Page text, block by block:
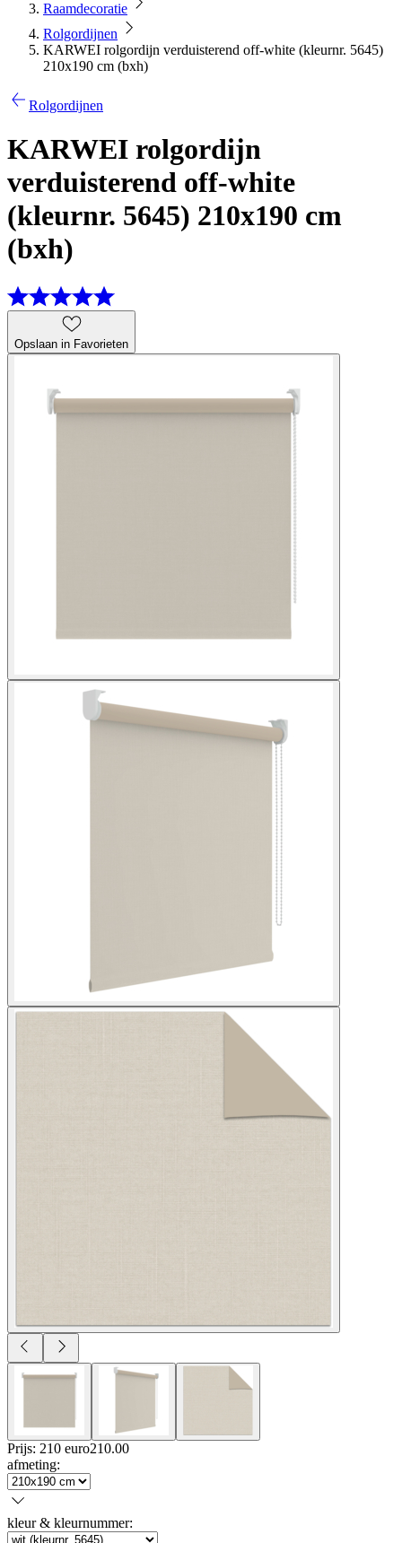
Raamdecoratie
Rolgordijnen
KARWEI rolgordijn verduisterend off-white (kleurnr. 5645)
210x190 cm (bxh)
Rolgordijnen
KARWEI rolgordijn
verduisterend off-white
(kleurnr. 5645) 210x190 cm
(bxh)
Opslaan in Favorieten
Prijs: 210 euro210.00
afmeting:
kleur & kleurnummer: